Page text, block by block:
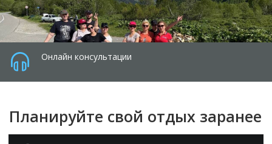
Онлайн консультации
Планируйте свой отдых заранее